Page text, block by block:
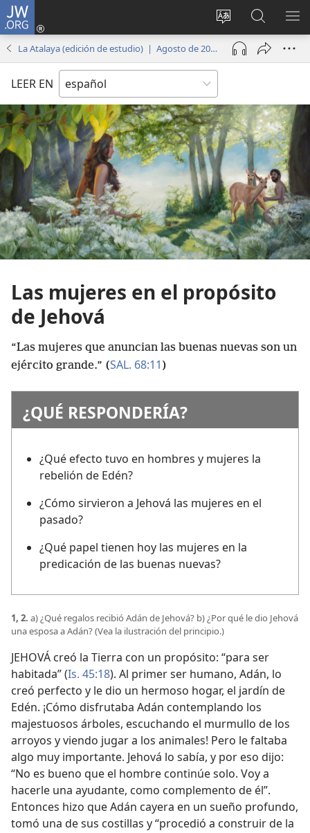
JW.ORG
Cambiar
idioma
del sitio
Iniciar
sesión
(abre
nueva
en
jw.org
La Atalaya (edición de estudio) | Agosto de 2014
LEER EN
Las mujeres en el propósito
de Jehová
“Las mujeres que anuncian las buenas nuevas son un
ejército grande.” (SAL. 68:11 )
¿QUÉ RESPONDERÍA?
¿Qué efecto tuvo en hombres y mujeres la
rebelión de Edén?
¿Cómo sirvieron a Jehová las mujeres en el
pasado?
¿Qué papel tienen hoy las mujeres en la
predicación de las buenas nuevas?
1, 2. a) ¿Qué regalos recibió Adán de Jehová? b) ¿Por qué le dio Jehová
una esposa a Adán? (Vea la ilustración del principio.)
JEHOVÁ creó la Tierra con un propósito: “para ser
habitada” (Is. 45:18). Al primer ser humano, Adán, lo
creó perfecto y le dio un hermoso hogar, el jardín de
Edén. ¡Cómo disfrutaba Adán contemplando los
majestuosos árboles, escuchando el murmullo de los
arroyos y viendo jugar a los animales! Pero le faltaba
algo muy importante. Jehová lo sabía, y por eso dijo:
“No es bueno que el hombre continúe solo. Voy a
hacerle una ayudante, como complemento de él”.
Entonces hizo que Adán cayera en un sueño profundo,
tomó una de sus costillas y “procedió a construir de la